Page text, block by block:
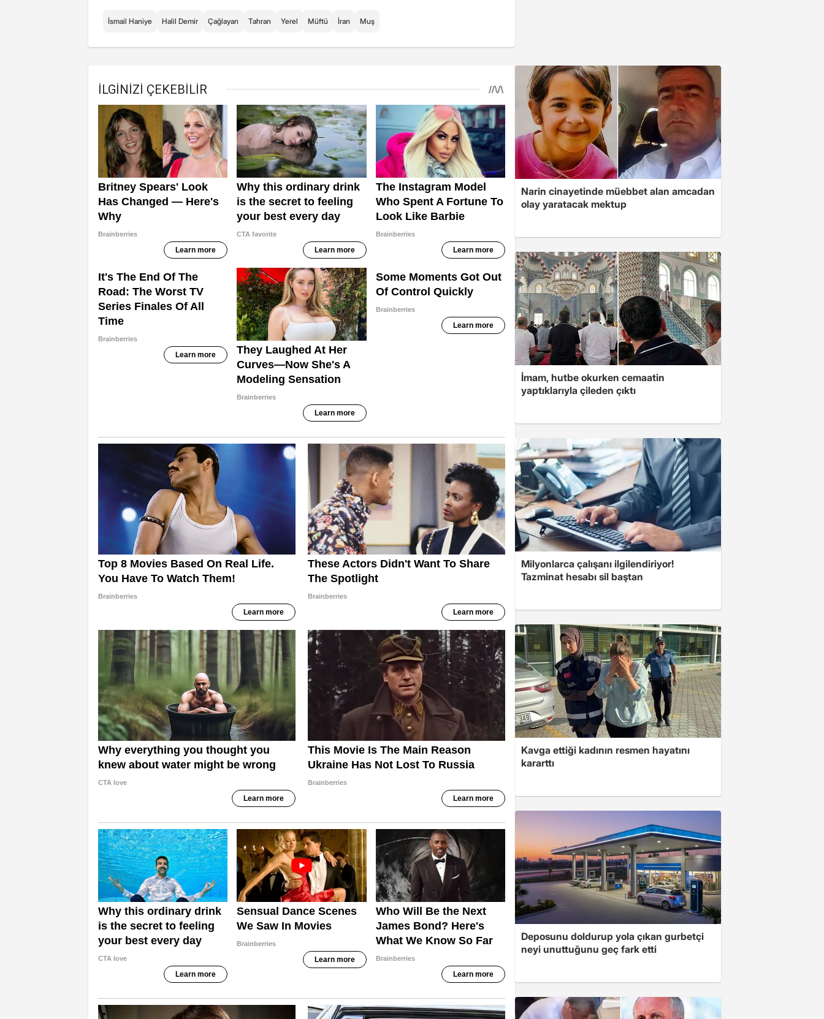
İsmail Haniye Halil Demir Çağlayan Tahran Yerel Müftü İran Muş
Narin cinayetinde müebbet alan amcadan
olay yaratacak mektup
İmam, hutbe okurken cemaatin
yaptıklarıyla çileden çıktı
Milyonlarca çalışanı ilgilendiriyor!
Tazminat hesabı sil baştan
Kavga ettiği kadının resmen hayatını
kararttı
Deposunu doldurup yola çıkan gurbetçi
neyi unuttuğunu geç fark etti